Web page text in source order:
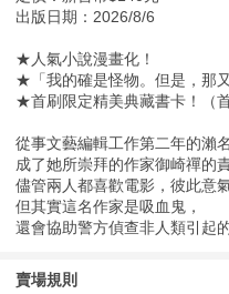
出版日期：2026/8/6
★人氣小說漫畫化！
★「我的確是怪物。但是，那又
★首刷限定精美典藏書卡！（
從事文藝編輯工作第二年的瀨
成了她所崇拜的作家御崎禪的責
儘管兩人都喜歡電影，彼此意
但其實這名作家是吸血鬼，
還會協助警方偵查非人類引起
賣場規則